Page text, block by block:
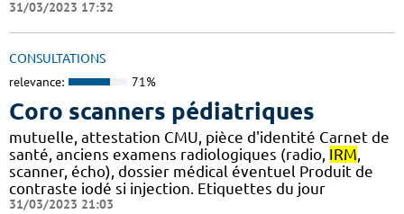
31/03/2023 17:32
CONSULTATIONS
relevance: 71%
Coro scanners pédiatriques
mutuelle, attestation CMU, pièce d'identité Carnet de
santé, anciens examens radiologiques (radio, IRM,
scanner, écho), dossier médical éventuel Produit de
contraste iodé si injection. Etiquettes du jour
31/03/2023 21:03